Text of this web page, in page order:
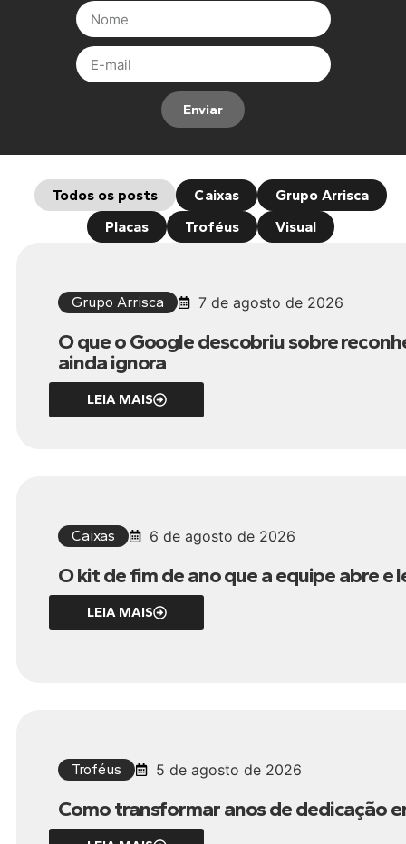
Enviar
Caixas
Grupo Arrisca
Placas
Troféus Visual
Todos os posts
Grupo Arrisca 7 de agosto de 2026
O que o Google descobriu sobre
ainda ignora
LEIA MAIS
Caixas 6 de agosto de 2026
O kit de fim de ano que a equipe abre e
LEIA MAIS
Troféus 5 de agosto de 2026
Como transformar anos de dedicação